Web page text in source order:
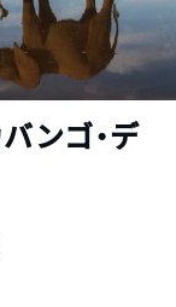
ンゴ・デ